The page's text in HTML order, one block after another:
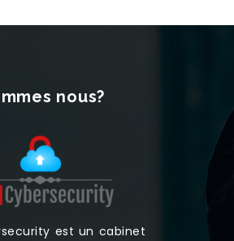
nous?
est un cabinet